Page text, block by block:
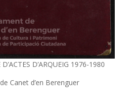
D’ARQUEIG 1976-1980
Canet d’en Berenguer